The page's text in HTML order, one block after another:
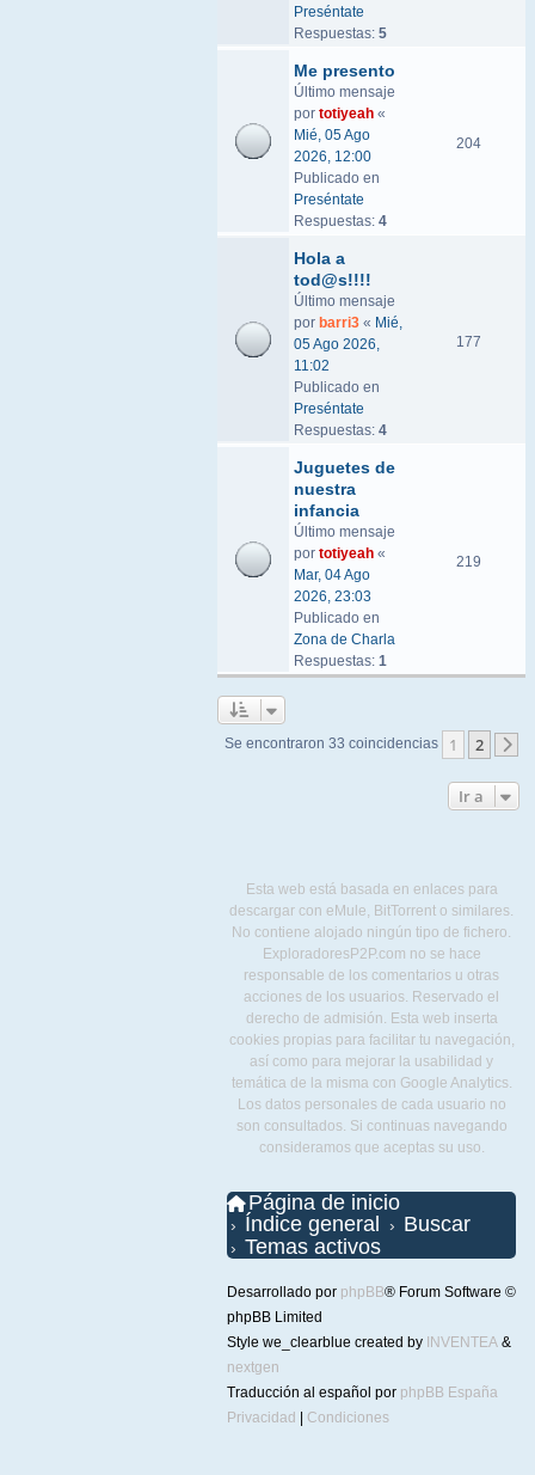
Preséntate
Respuestas: 5
Me presento
Último mensaje
por totiyeah «
Mié, 05 Ago
2026, 12:00
Publicado en
Preséntate
Respuestas: 4
204
Hola a
tod@s!!!!
Último mensaje
por barri3 « Mié,
05 Ago 2026,
11:02
Publicado en
Preséntate
Respuestas: 4
177
Juguetes de
nuestra
infancia
Último mensaje
por totiyeah «
Mar, 04 Ago
2026, 23:03
Publicado en
Zona de Charla
Respuestas: 1
219
Se encontraron 33 coincidencias 1 2
Ir a
Esta web está basada en enlaces para
descargar con eMule, BitTorrent o similares.
No contiene alojado ningún tipo de fichero.
ExploradoresP2P.com no se hace
responsable de los comentarios u otras
acciones de los usuarios. Reservado el
derecho de admisión. Esta web inserta
cookies propias para facilitar tu navegación,
así como para mejorar la usabilidad y
temática de la misma con Google Analytics.
Los datos personales de cada usuario no
son consultados. Si continuas navegando
consideramos que aceptas su uso.
Página de inicio
Índice general
Buscar
Temas activos
Desarrollado por phpBB® Forum Software ©
phpBB Limited
Style we_clearblue created by INVENTEA &
nextgen
Traducción al español por phpBB España
Privacidad
Condiciones